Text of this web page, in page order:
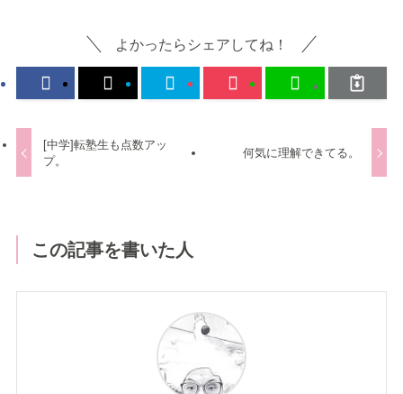
よかったらシェアしてね！
[中学]転塾生も点数アッ
プ。
何気に理解できてる。
この記事を書いた人